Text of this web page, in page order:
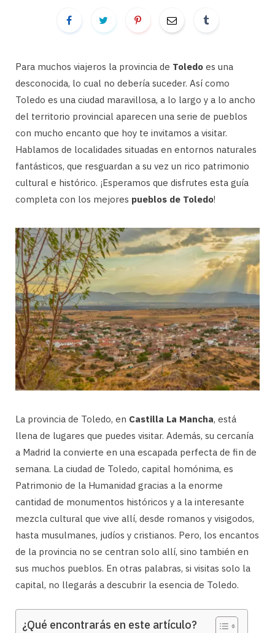
Para muchos viajeros la provincia de Toledo es una
desconocida, lo cual no debería suceder. Así como
Toledo es una ciudad maravillosa, a lo largo y a lo ancho
del territorio provincial aparecen una serie de pueblos
con mucho encanto que hoy te invitamos a visitar.
Hablamos de localidades situadas en entornos naturales
fantásticos, que resguardan a su vez un rico patrimonio
cultural e histórico. ¡Esperamos que disfrutes esta guía
completa con los mejores pueblos de Toledo!
La provincia de Toledo, en Castilla La Mancha, está
llena de lugares que puedes visitar. Además, su cercanía
a Madrid la convierte en una escapada perfecta de fin de
semana. La ciudad de Toledo, capital homónima, es
Patrimonio de la Humanidad gracias a la enorme
cantidad de monumentos históricos y a la interesante
mezcla cultural que vive allí, desde romanos y visigodos,
hasta musulmanes, judíos y cristianos. Pero, los encantos
de la provincia no se centran solo allí, sino también en
sus muchos pueblos. En otras palabras, si visitas solo la
capital, no llegarás a descubrir la esencia de Toledo.
¿Qué encontrarás en este artículo?